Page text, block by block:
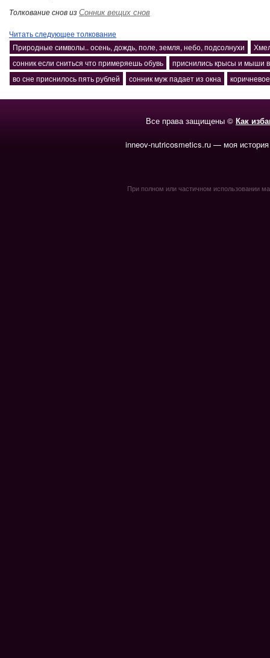
Толкование снов изСонник вещих снов
Читать следующее толкование
Природные символы.. осень, дождь, поле, земля, небо, подсолнухи
сонник если сниться что примеряешь обувь
приснились крысы и мыши
во сне приснилось пять рублей
сонник муж падает из окна
Все права защищены © Как
inneov-nutricosmetics.ru — моя
При полном или частичном использовании